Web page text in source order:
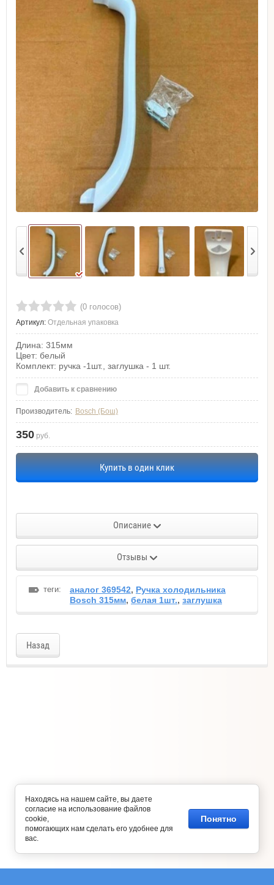
(0 голосов)
Артикул: Отдельная упаковка
Длина: 315мм
Цвет: белый
Комплект: ручка -1шт., заглушка - 1 шт.
Добавить к сравнению
Производитель: Bosch (Бош)
350 руб.
Купить в один клик
Описание
Отзывы
теги: аналог 369542, Ручка холодильника
Bosch 315мм, белая 1шт., заглушка
Назад
Находясь на нашем сайте, вы даете
согласие на использование файлов
cookie,
помогающих нам сделать его удобнее для
вас.
Понятно